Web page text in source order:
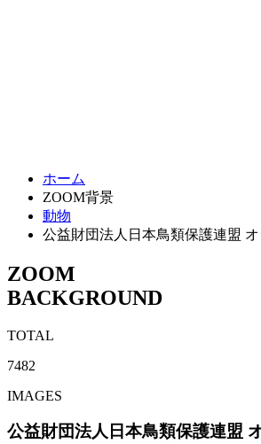
ホーム
ZOOM背景
動物
公益財団法人日本鳥類保護連盟
ZOOM
BACKGROUND
TOTAL
7482
IMAGES
公益財団法人日本鳥類保護連盟